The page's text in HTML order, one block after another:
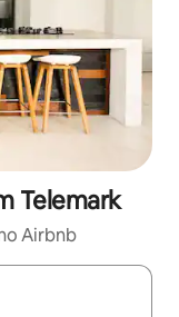
Telemark
Airbnb
explore-os